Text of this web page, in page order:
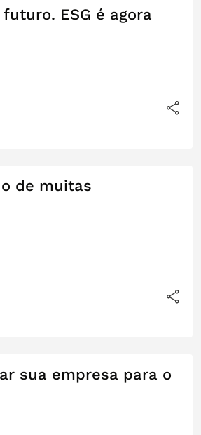
futuro. ESG é agora
de muitas
sua empresa para o